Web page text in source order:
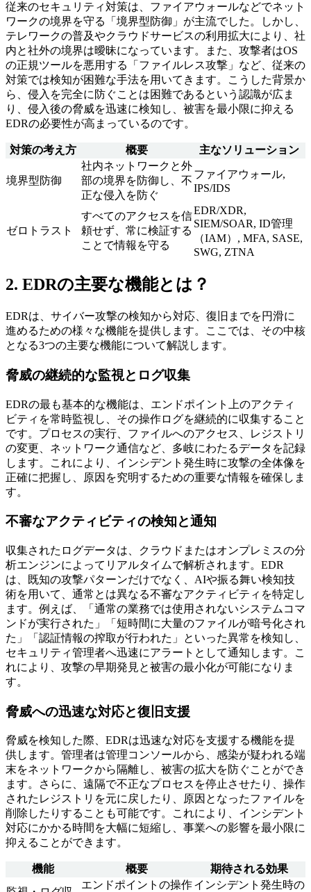
従来のセキュリティ対策は、ファイアウォールなどでネット
ワークの境界を守る「境界型防御」が主流でした。しかし、
テレワークの普及やクラウドサービスの利用拡大により、社
内と社外の境界は曖昧になっています。また、攻撃者はOS
の正規ツールを悪用する「ファイルレス攻撃」など、従来の
対策では検知が困難な手法を用いてきます。こうした背景か
ら、侵入を完全に防ぐことは困難であるという認識が広ま
り、侵入後の脅威を迅速に検知し、被害を最小限に抑える
EDRの必要性が高まっているのです。
対策の考え方 概要 主なソリューション
境界型防御
社内ネットワークと外
部の境界を防御し、不
正な侵入を防ぐ
ファイアウォール,
IPS/IDS
ゼロトラスト
すべてのアクセスを信
頼せず、常に検証する
ことで情報を守る
EDR/XDR,
SIEM/SOAR, ID管理
（IAM）, MFA, SASE,
SWG, ZTNA
2. EDRの主要な機能とは？
EDRは、サイバー攻撃の検知から対応、復旧までを円滑に
進めるための様々な機能を提供します。ここでは、その中核
となる3つの主要な機能について解説します。
脅威の継続的な監視とログ収集
EDRの最も基本的な機能は、エンドポイント上のアクティ
ビティを常時監視し、その操作ログを継続的に収集すること
です。プロセスの実行、ファイルへのアクセス、レジストリ
の変更、ネットワーク通信など、多岐にわたるデータを記録
します。これにより、インシデント発生時に攻撃の全体像を
正確に把握し、原因を究明するための重要な情報を確保しま
す。
不審なアクティビティの検知と通知
収集されたログデータは、クラウドまたはオンプレミスの分
析エンジンによってリアルタイムで解析されます。EDR
は、既知の攻撃パターンだけでなく、AIや振る舞い検知技
術を用いて、通常とは異なる不審なアクティビティを特定し
ます。例えば、「通常の業務では使用されないシステムコマ
ンドが実行された」「短時間に大量のファイルが暗号化され
た」「認証情報の搾取が行われた」といった異常を検知し、
セキュリティ管理者へ迅速にアラートとして通知します。こ
れにより、攻撃の早期発見と被害の最小化が可能になりま
す。
脅威への迅速な対応と復旧支援
脅威を検知した際、EDRは迅速な対応を支援する機能を提
供します。管理者は管理コンソールから、感染が疑われる端
末をネットワークから隔離し、被害の拡大を防ぐことができ
ます。さらに、遠隔で不正なプロセスを停止させたり、操作
されたレジストリを元に戻したり、原因となったファイルを
削除したりすることも可能です。これにより、インシデント
対応にかかる時間を大幅に短縮し、事業への影響を最小限に
抑えることができます。
機能 概要
期待される効果
エンドポイントの操作インシデント発生時の